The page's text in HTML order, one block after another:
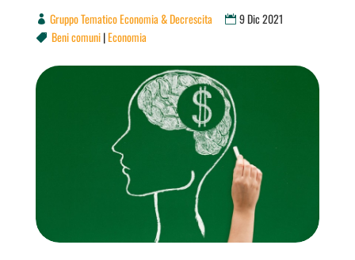
Gruppo Tematico Economia & Decrescita 9 Dic 2021
 Beni comuni|Economia